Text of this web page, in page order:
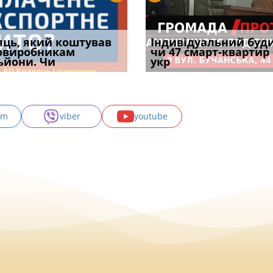
встановив для
шкоди
Документи, на яких не
проставляється
апостиль: пер
який коштував
Чи
Огляд практики ВС від
Ростислава Кравця, що
опублі
ТЦК при зміні
проживання:
судов
Індивідуальний
чи 47 смарт-квартир
укр
Восьмий ААС
підтвердив, що
може скас
viber youtube